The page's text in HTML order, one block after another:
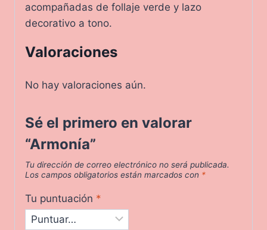
acompañadas de follaje verde y lazo
decorativo a tono.
Valoraciones
No hay valoraciones aún.
Sé el primero en valorar
“Armonía”
Tu dirección de correo electrónico no será publicada.
Los campos obligatorios están marcados con *
Tu puntuación *